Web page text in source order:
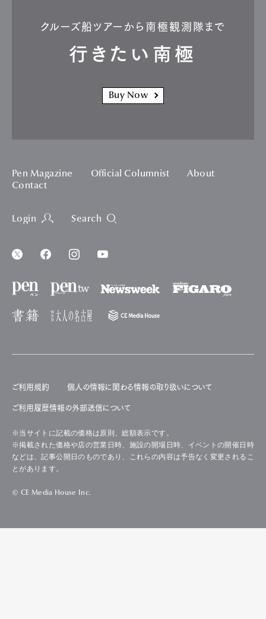
クルーズ船ツアーから南極観測隊まで
行きたい南極
Buy Now
Pen Magazine Official Columnist
About
Contact
Login Search
ご利用規約 個人の情報に関わる情報の取り扱いについて
ご利用履歴情報の外部送信について
※当サイトに記載の価格は原則、総額表示です。
※掲載された価格や店の営業日時、施設の開場日時、イベントの開催日時
などは、記事公開日のものであり、これらの内容は予告なく変更されるこ
とがあります。
© CE Media House Inc.